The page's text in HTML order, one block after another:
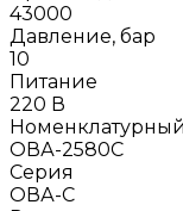
43000
Давление, бар
10
Питание
220 В
ОВА-2580С
Серия
ОВА-С